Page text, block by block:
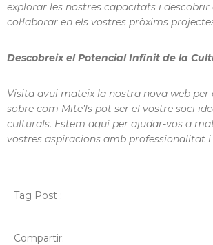
explorar les nostres capacitats i
col·laborar en els vostres pròxims
Descobreix el Potencial Infinit de la
Visita avui mateix la nostra nova web per
sobre com Mite’ls pot ser el vostre soci
culturals. Estem aquí per ajudar-vos a
vostres aspiracions amb professionalitat i
Tag Post :
Compartir: